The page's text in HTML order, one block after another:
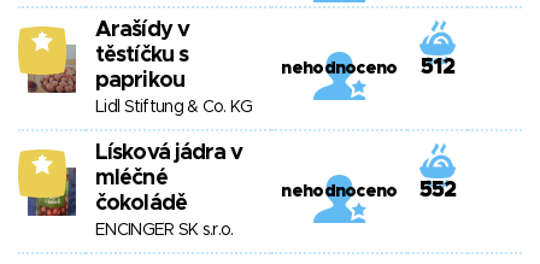
5
Arašídy v
těstíčku s
paprikou
Lidl Stiftung & Co. KG
nehodnoceno 512
5
Lísková jádra v
mléčné
čokoládě
ENCINGER SK s.r.o.
nehodnoceno 552